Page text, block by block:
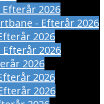
Efterår 2026
- Efterår 2026
2026
Efterår 2026
2026
2026
2026